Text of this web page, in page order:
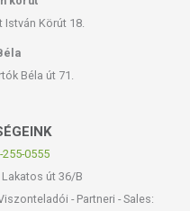
István Körút 18.
Béla út 71.
255-0555
út 36/B
- Partneri - Sales: